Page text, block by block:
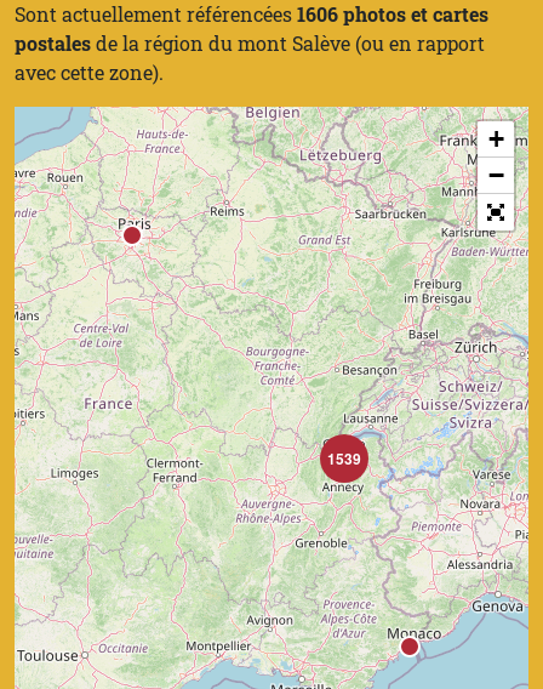
Sont actuellement référencées1606 photos et cartes
postalesde la région du mont Salève (ou en rapport
avec cette zone).
1539
+
−